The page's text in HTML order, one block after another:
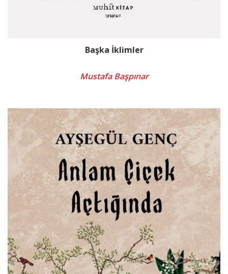
Başka İklimler
Mustafa Başpınar